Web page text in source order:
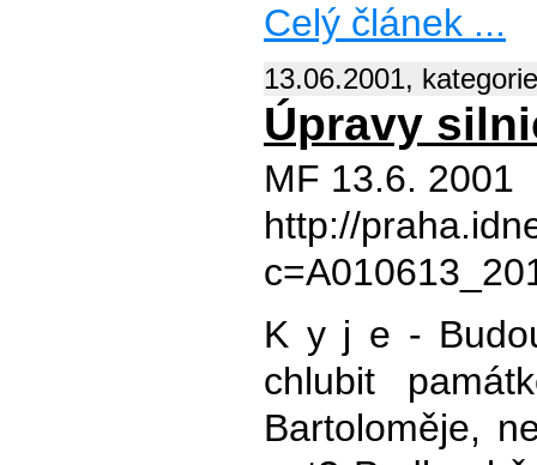
Celý článek ...
13.06.2001,
Úpravy
MF 13.6. 2001
http://
K y j e -
chlubit
Bartoloměje,